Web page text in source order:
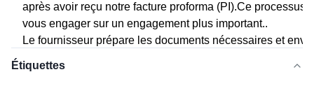
après avoir reçu notre facture proforma (PI).Ce processus
vous engager sur un engagement plus important..
Le fournisseur prépare les documents nécessaires et
assure une transaction en douceur et efficace.
Étiquettes